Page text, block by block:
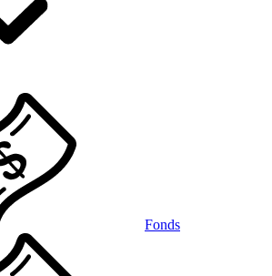
Fonds